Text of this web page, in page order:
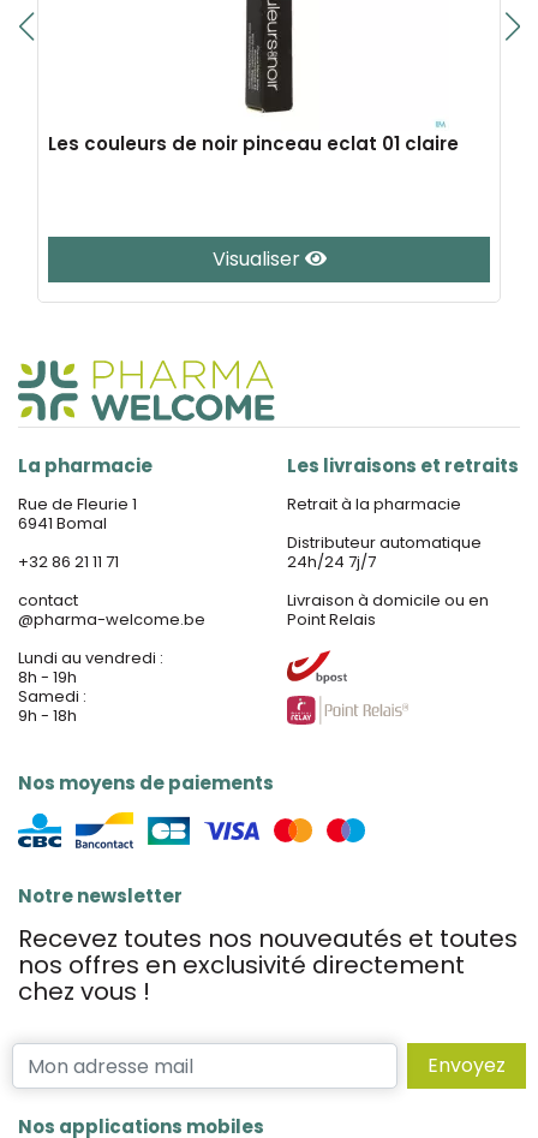
Les couleurs de noir pinceau eclat 01 claire
Visualiser
La pharmacie
Rue de Fleurie 1
6941 Bomal
+32 86 21 11 71
contact
@pharma-welcome.be
Lundi au vendredi :
8h - 19h
Samedi :
9h - 18h
Nos moyens de paiements
Les livraisons et retraits
Retrait à la pharmacie
Distributeur automatique
24h/24 7j/7
Livraison à domicile ou en
Point Relais
Notre newsletter
Recevez toutes nos nouveautés et toutes
nos offres en exclusivité directement
chez vous !
Envoyez
Nos applications mobiles